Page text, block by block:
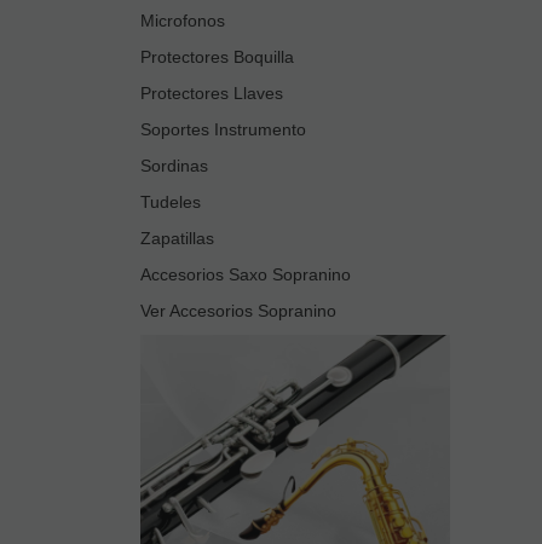
Microfonos
Protectores Boquilla
Protectores Llaves
Soportes Instrumento
Sordinas
Tudeles
Zapatillas
Accesorios Saxo Sopranino
Ver Accesorios Sopranino